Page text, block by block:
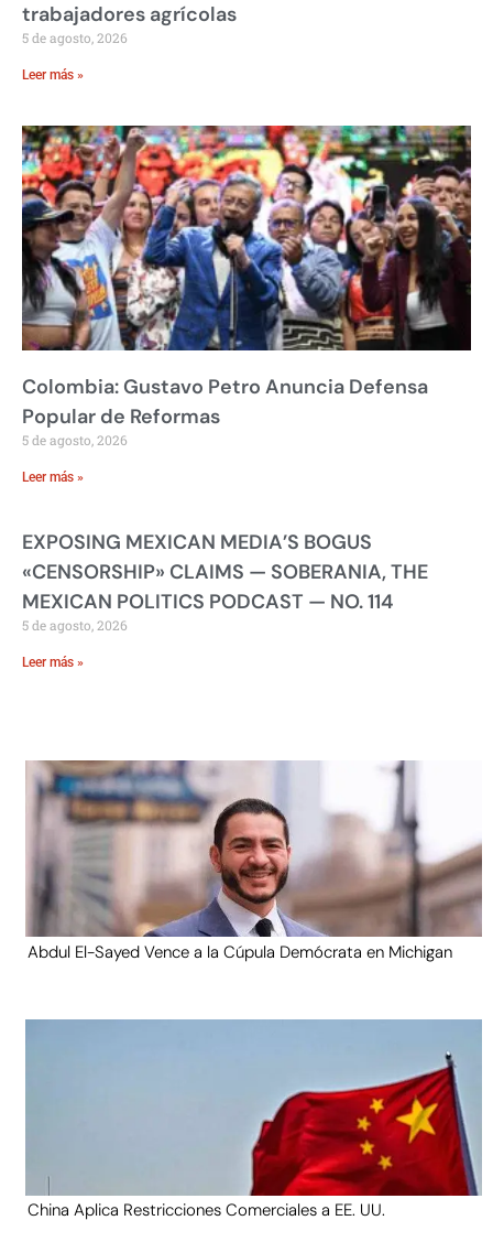
trabajadores agrícolas
5 de agosto, 2026
Leer más »
Colombia: Gustavo Petro Anuncia Defensa
Popular de Reformas
5 de agosto, 2026
Leer más »
EXPOSING MEXICAN MEDIA’S BOGUS
«CENSORSHIP» CLAIMS — SOBERANIA, THE
MEXICAN POLITICS PODCAST — NO. 114
5 de agosto, 2026
Leer más »
Abdul El-Sayed Vence a la Cúpula Demócrata en Michigan
China Aplica Restricciones Comerciales a EE. UU.